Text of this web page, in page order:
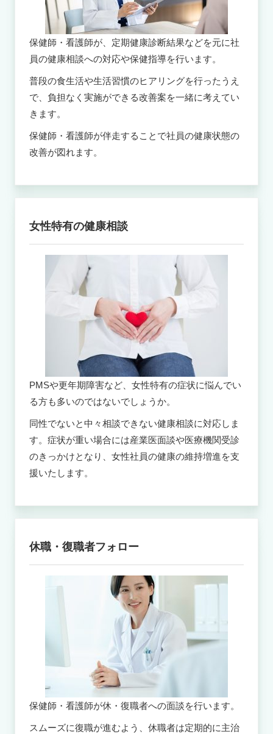
保健師・看護師が、定期健康診断結果などを元に社
員の健康相談への対応や保健指導を行います。
普段の食生活や生活習慣のヒアリングを行ったうえ
で、負担なく実施ができる改善案を一緒に考えてい
きます。
保健師・看護師が伴走することで社員の健康状態の
改善が図れます。
女性特有の健康相談
PMSや更年期障害など、女性特有の症状に悩んでい
る方も多いのではないでしょうか。
同性でないと中々相談できない健康相談に対応しま
す。症状が重い場合には産業医面談や医療機関受診
のきっかけとなり、女性社員の健康の維持増進を支
援いたします。
休職・復職者フォロー
保健師・看護師が休・復職者への面談を行います。
スムーズに復職が進むよう、休職者は定期的に主治